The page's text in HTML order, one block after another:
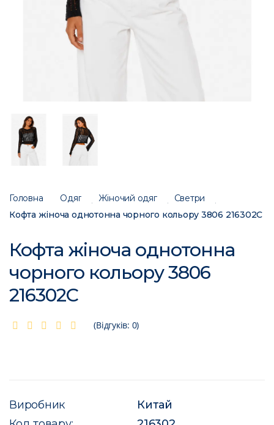
Головна Одяг Жіночий одяг
Светри
Кофта жіноча однотонна чорного кольору 3806 216302C
Кофта жіноча однотонна
чорного кольору 3806
216302C
(Відгуків: 0)
Виробник
Китай